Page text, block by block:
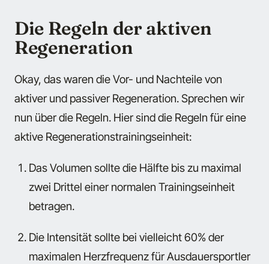
Die Regeln der aktiven
Regeneration
Okay, das waren die Vor- und Nachteile von
aktiver und passiver Regeneration. Sprechen wir
nun über die Regeln. Hier sind die Regeln für eine
aktive Regenerationstrainingseinheit:
Das Volumen sollte die Hälfte bis zu maximal
zwei Drittel einer normalen Trainingseinheit
betragen.
Die Intensität sollte bei vielleicht 60% der
maximalen Herzfrequenz für Ausdauersportler